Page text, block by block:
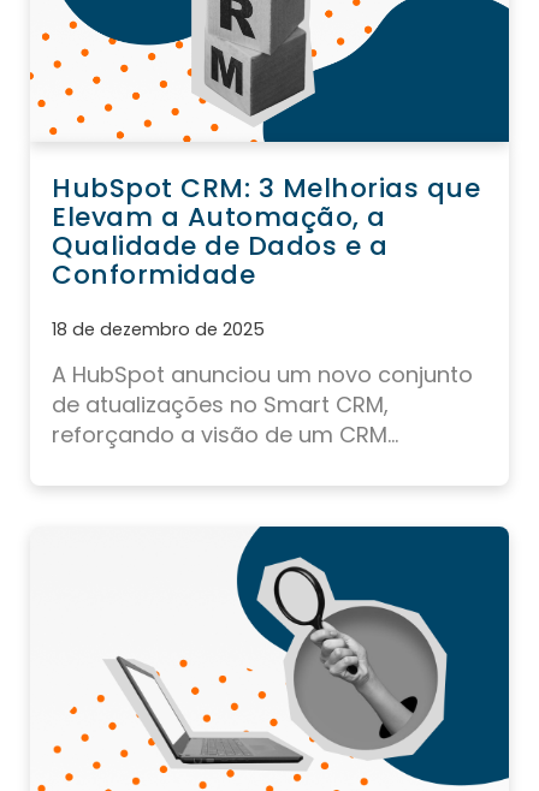
HubSpot CRM: 3 Melhorias que
Elevam a Automação, a
Qualidade de Dados e a
Conformidade
18 de dezembro de 2025
A HubSpot anunciou um novo conjunto
de atualizações no Smart CRM,
reforçando a visão de um CRM...